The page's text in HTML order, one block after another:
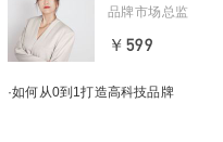
品牌市场总监
￥599
·如何从0到1打造高科技品牌